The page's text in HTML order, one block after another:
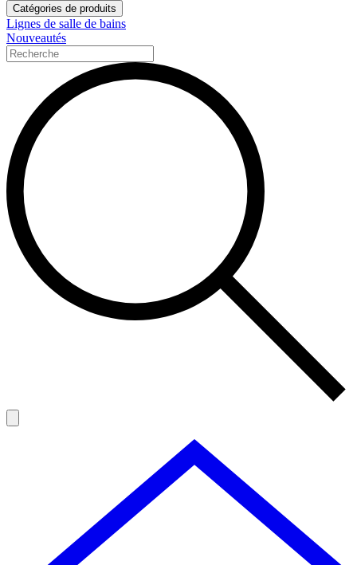
Catégories de produits
Lignes de salle de bains
Nouveautés